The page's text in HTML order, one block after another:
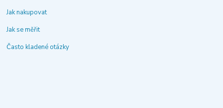
Jak nakupovat
Jak se měřit
Často kladené otázky